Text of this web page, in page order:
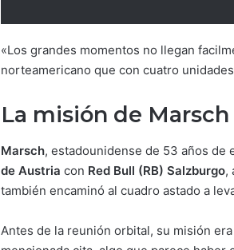
«Los grandes momentos no llegan
norteamericano que con cuatro
La misión de Marsch
Marsch, estadounidense de 53 años de
de Austria con Red Bull (RB) Salzburgo,
también encaminó al cuadro astado a
Antes de la reunión orbital, su misión